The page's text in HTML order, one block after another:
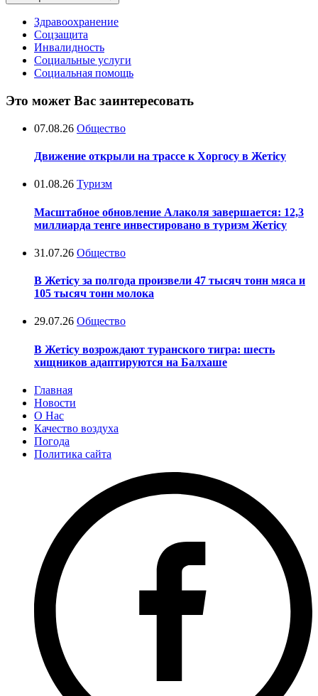
Здравоохранение
Соцзащита
Инвалидность
Социальные услуги
Социальная помощь
Это может Вас заинтересовать
07.08.26 Общество
Движение открыли на трассе к Хоргосу в Жетісу
01.08.26 Туризм
Масштабное обновление Алаколя завершается: 12,3
миллиарда тенге инвестировано в туризм Жетісу
31.07.26 Общество
В Жетісу за полгода произвели 47 тысяч тонн мяса и
105 тысяч тонн молока
29.07.26 Общество
В Жетісу возрождают туранского тигра: шесть
хищников адаптируются на Балхаше
Главная
Новости
О Нас
Качество воздуха
Погода
Политика сайта